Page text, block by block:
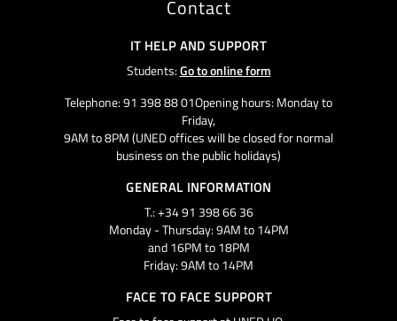
Contact
IT HELP AND SUPPORT
Students:Go to online form
Telephone: 91 398 88 01Opening hours: Monday to
Friday,
9AM to 8PM (UNED offices will be closed for normal
business on the public holidays)
GENERAL INFORMATION
T.: +34 91 398 66 36
Monday - Thursday: 9AM to 14PM
and 16PM to 18PM
Friday: 9AM to 14PM
FACE TO FACE SUPPORT